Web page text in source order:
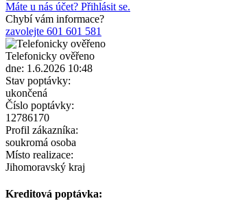
Máte u nás účet? Přihlásit se.
Chybí vám informace?
zavolejte 601 601 581
Telefonicky ověřeno
dne: 1.6.2026 10:48
Stav poptávky:
ukončená
Číslo poptávky:
12786170
Profil zákazníka:
soukromá osoba
Místo realizace:
Jihomoravský kraj
Kreditová poptávka: